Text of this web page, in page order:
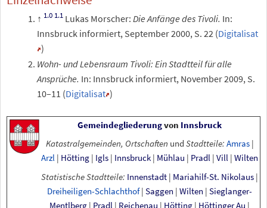
Lukas Morscher:Die Anfänge des Tivoli. In:
Innsbruck informiert, September 2000, S. 22 (Digitalisat
)
Wohn- und Lebensraum Tivoli: Ein Stadtteil für alle
Ansprüche. In: Innsbruck informiert, November 2009, S.
10–11 (Digitalisat )
Gemeindegliederungvon Innsbruck
Katastralgemeinden, Ortschaften und Stadtteile: Amras |
Arzl | Hötting | Igls | Innsbruck | Mühlau | Pradl | Vill | Wilten
Statistische Stadtteile: Innenstadt | Mariahilf-St. Nikolaus |
Dreiheiligen-Schlachthof | Saggen | Wilten | Sieglanger-
Mentlberg | Pradl | Reichenau | Hötting | Höttinger Au |